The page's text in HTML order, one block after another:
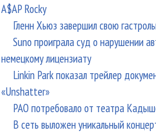
A$AP Rocky
Гленн Хьюз завершил свою
Suno проиграла суд о нарушении
немецкому лицензиату
Linkin Park показал трейлер
«Unshatter»
РАО потребовало от театра
В сеть выложен уникальный